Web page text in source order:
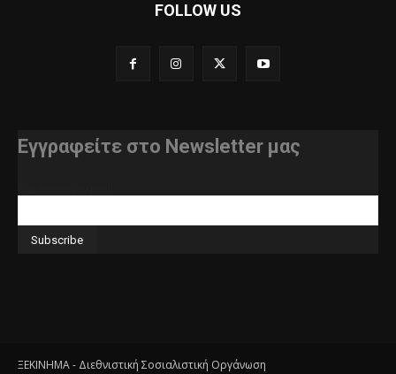
FOLLOW US
Εγγραφείτε στο Newsletter μας
ΞΕΚΙΝΗΜΑ - Διεθνιστική Σοσιαλιστική Οργάνωση